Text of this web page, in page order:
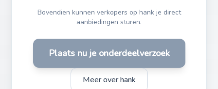
Bovendien kunnen verkopers op hank je direct
aanbiedingen sturen.
Plaats nu je onderdeelverzoek
Meer over hank